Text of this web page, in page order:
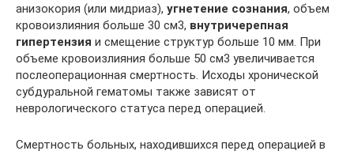
анизокория (или мидриаз), угнетение сознания, объем
кровоизлияния больше 30 см3, внутричерепная
гипертензия и смещение структур больше 10 мм. При
объеме кровоизлияния больше 50 см3 увеличивается
послеоперационная смертность. Исходы хронической
субдуральной гематомы также зависят от
неврологического статуса перед операцией.
Смертность больных, находившихся перед операцией в